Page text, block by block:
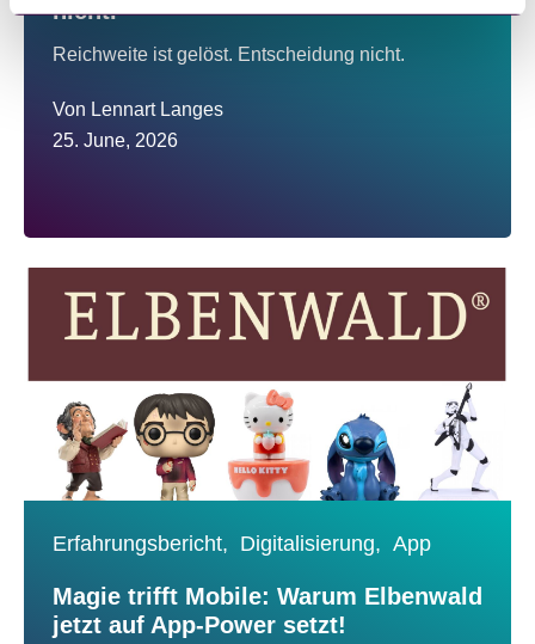
nicht.
Reichweite ist gelöst. Entscheidung nicht.
Von Lennart Langes
25. June, 2026
Erfahrungsbericht, Digitalisierung, App
Magie trifft Mobile: Warum Elbenwald
jetzt auf App-Power setzt!